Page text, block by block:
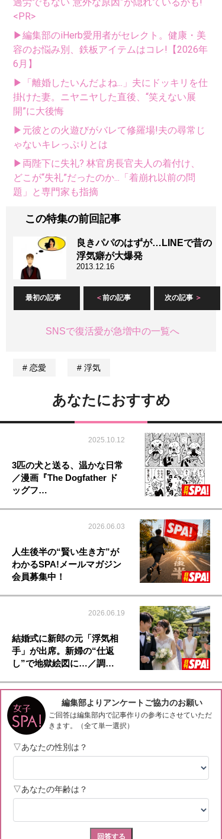
<PR>
▶編集部のiHerb愛用者がセレクト。健康・美
容のお悩み別、鉄板アイテムはコレ!【2026年
6月】
▶「離婚したいんだよね...」夫にドッキリを仕
掛けた妻。ニヤニヤした直後、“笑えない展
開”に大後悔
▶元彼との火遊びがバレて修羅場!夫の尋常じ
ゃないキレっぷりとは
▶両陛下に失礼? 林官房長官夫人の着付け、
どこが“失礼”だったのか...「着崩れ以前の問
題」と専門家も指摘
この特集の前回記事
良きパパのはずが…LINEで昔の
浮気癖が大爆発
2013.12.16
最初の記事 前の記事 次の記事
SNSで復活愛が急増中の一覧へ
恋愛 浮気
あなたにおすすめ
2025.10.12
3匹の犬と送る、温かな日常
／漫画『The Dogfather ド
ッグフ…
2026.06.03
人生後半の“賢い生き方”が
わかるSPA!メールマガジン
会員募集中！
2026.06.19
結婚式に新郎の元「浮気相
手」が出席。新婦の“仕返
し”で地獄絵図に…／調…